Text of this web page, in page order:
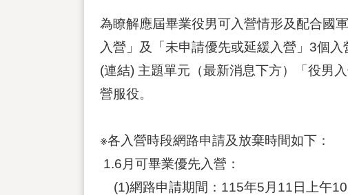
為瞭解應屆畢業役男可入營情形及配合國
入營」及「未申請優先或延緩入營」3個
(連結) 主題單元（最新消息下方）「役男
營服役。
※各入營時段網路申請及放棄時間如下：
1.6月可畢業優先入營：
(1)網路申請期間：115年5月11日上午